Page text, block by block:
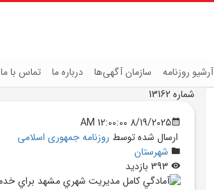
آرشیو روزنامه سازمان آگهی‌ها درباره ما تماس با ما
شماره 13162
8/19/2025 12:00:00 AM
ارسال شده توسط روزنامه جمهوری اسلامی
شهرستان